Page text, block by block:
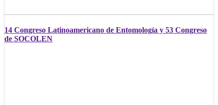
14 Congreso Latinoamericano de Entomología y 53 Congreso
de SOCOLEN